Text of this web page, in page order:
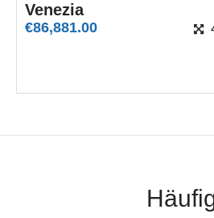
Venezia
€86,881.00